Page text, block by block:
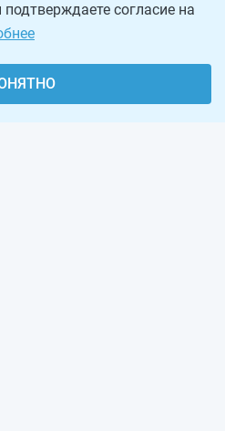
согласие на